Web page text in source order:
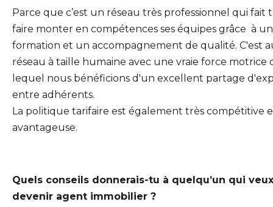
Parce que c’est un réseau très professionnel qui
faire monter en compétences ses équipes grâce à
formation et un accompagnement de qualité. C'est
réseau à taille humaine avec une vraie force motrice
lequel nous bénéficions d'un excellent partage
entre adhérents.
La politique tarifaire est également très compétitive
avantageuse.
Quels conseils donnerais-tu à quelqu’un qui veux
devenir agent immobilier ?